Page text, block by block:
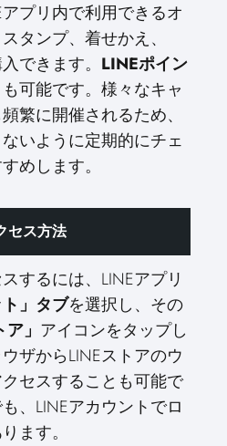
プリ内で利用できるオ
タンプ、着せかえ、
できます。 LINEポイン
可能です。様々なキャ
繁に開催されるため、
いように定期的にチェ
めします。
セス方法
するには、LINEアプリ
ト」タブを選択し、その
」 アイコンをタップし
ザからLINEストアのウ
セスすることも可能で
、LINEアカウントでロ
ます。